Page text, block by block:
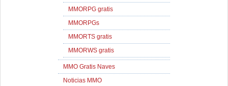
MMORPG gratis
MMORPGs
MMORTS gratis
MMORWS gratis
MMO Gratis Naves
Noticias MMO